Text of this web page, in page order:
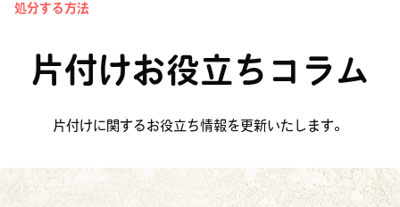
処分する方法
片付けお役立ちコラム
片付けに関するお役立ち情報を更新いたします。